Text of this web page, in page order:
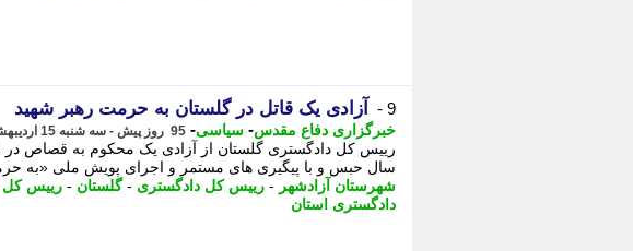
9 - آزادی یک قاتل در گلستان به حرمت رهبر شهید
خبرگزاری دفاع مقدس- سیاسی- 95 روز پیش - سه شنبه 15 اردیبهشت 1405، 12:55
سال حبس و با پیگیری های مستمر و اجرای پویش ملی «به
شهرستان آزادشهر - رییس کل دادگستری -گلستان - رییس کل
دادگستری استان